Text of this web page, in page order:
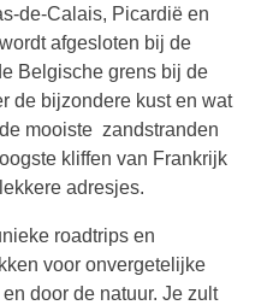
de-Calais, Picardië en
afgesloten bij de
Belgische grens bij de
de bijzondere kust en wat
mooiste zandstranden
kliffen van Frankrijk
adresjes.
roadtrips en
voor onvergetelijke
door de natuur. Je zult